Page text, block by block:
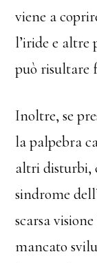
viene a
l’iride e altre
può risultare
Inoltre, se
la palpebra
altri disturbi,
sindrome
scarsa
mancato